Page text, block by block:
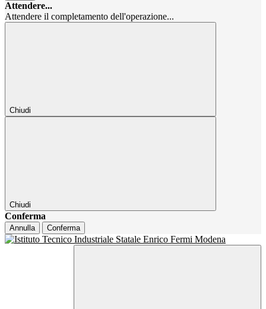
Attendere...
Attendere il completamento dell'operazione...
Chiudi
Chiudi
Conferma
Annulla Conferma